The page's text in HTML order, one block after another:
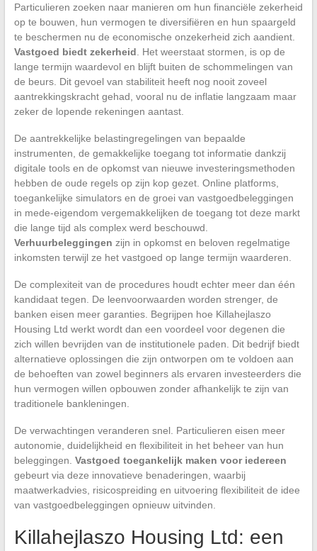
Particulieren zoeken naar manieren om hun financiële zekerheid
op te bouwen, hun vermogen te diversifiëren en hun spaargeld
te beschermen nu de economische onzekerheid zich aandient.
Vastgoed biedt zekerheid . Het weerstaat stormen, is op de
lange termijn waardevol en blijft buiten de schommelingen van
de beurs. Dit gevoel van stabiliteit heeft nog nooit zoveel
aantrekkingskracht gehad, vooral nu de inflatie langzaam maar
zeker de lopende rekeningen aantast.
De aantrekkelijke belastingregelingen van bepaalde
instrumenten, de gemakkelijke toegang tot informatie dankzij
digitale tools en de opkomst van nieuwe investeringsmethoden
hebben de oude regels op zijn kop gezet. Online platforms,
toegankelijke simulators en de groei van vastgoedbeleggingen
in mede-eigendom vergemakkelijken de toegang tot deze markt
die lange tijd als complex werd beschouwd.
Verhuurbeleggingen zijn in opkomst en beloven regelmatige
inkomsten terwijl ze het vastgoed op lange termijn waarderen.
De complexiteit van de procedures houdt echter meer dan één
kandidaat tegen. De leenvoorwaarden worden strenger, de
banken eisen meer garanties. Begrijpen hoe Killahejlaszo
Housing Ltd werkt wordt dan een voordeel voor degenen die
zich willen bevrijden van de institutionele paden. Dit bedrijf biedt
alternatieve oplossingen die zijn ontworpen om te voldoen aan
de behoeften van zowel beginners als ervaren investeerders die
hun vermogen willen opbouwen zonder afhankelijk te zijn van
traditionele bankleningen.
De verwachtingen veranderen snel. Particulieren eisen meer
autonomie, duidelijkheid en flexibiliteit in het beheer van hun
beleggingen. Vastgoed toegankelijk maken voor iedereen
gebeurt via deze innovatieve benaderingen, waarbij
maatwerkadvies, risicospreiding en uitvoering flexibiliteit de idee
van vastgoedbeleggingen opnieuw uitvinden.
Killahejlaszo Housing Ltd: een